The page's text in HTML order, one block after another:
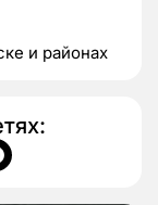
и районах